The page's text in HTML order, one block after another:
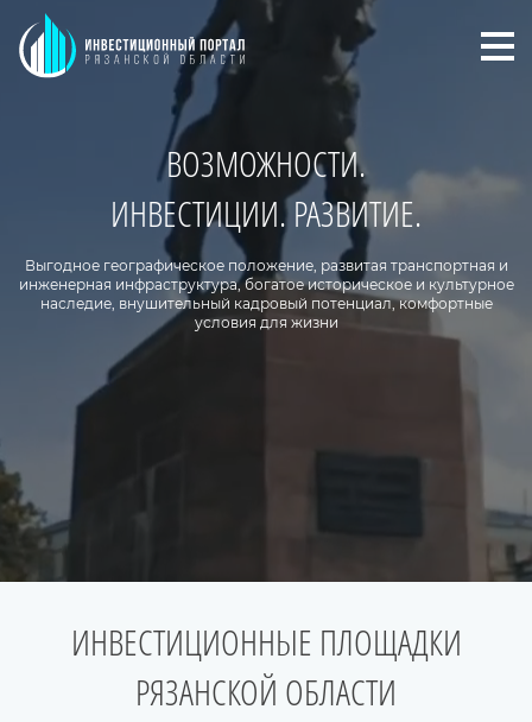
Корпорация развития
ВОЗМОЖНОСТИ.
ИНВЕСТИЦИИ. РАЗВИТИЕ.
Выгодное географическое положение, развитая транспортная и
инженерная инфраструктура, богатое историческое и культурное
наследие, внушительный кадровый потенциал, комфортные
условия для жизни
ИНВЕСТИЦИОННЫЕ ПЛОЩАДКИ
РЯЗАНСКОЙ ОБЛАСТИ